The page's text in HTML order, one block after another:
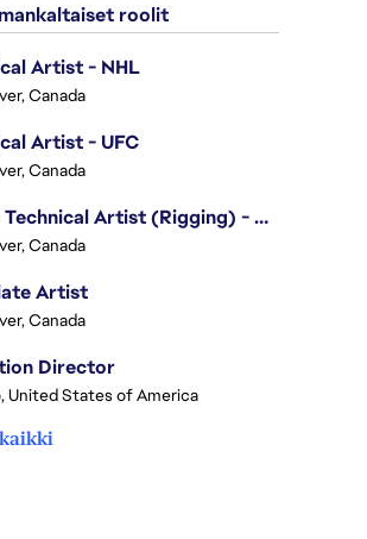
roolit
Artist - NHL
Canada
Artist - UFC
Canada
Senior Technical Artist (Rigging) - EA SPORTS Technology
Canada
Artist
Canada
Director
United States of America